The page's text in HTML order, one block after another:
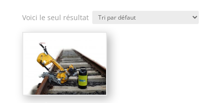
Voici le seul résultat